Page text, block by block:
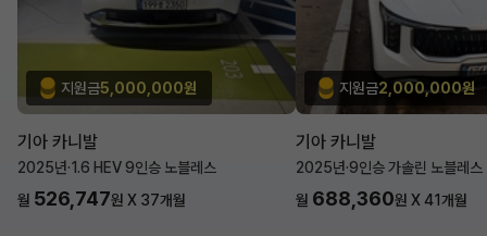
지원금5,000,000원
기아 카니발
2025년·1.6 HEV 9인승 노블레스
월 526,747원 X 37개월
지원금2,000,000원
기아 카니발
2025년·9인승 가솔린 노블레스
월 688,360원 X41개월